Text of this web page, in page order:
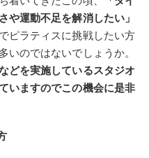
や運動不足を解消したい」
ピラティスに挑戦したい方
いのではないでしょうか。
どを実施しているスタジオ
いますのでこの機会に是非